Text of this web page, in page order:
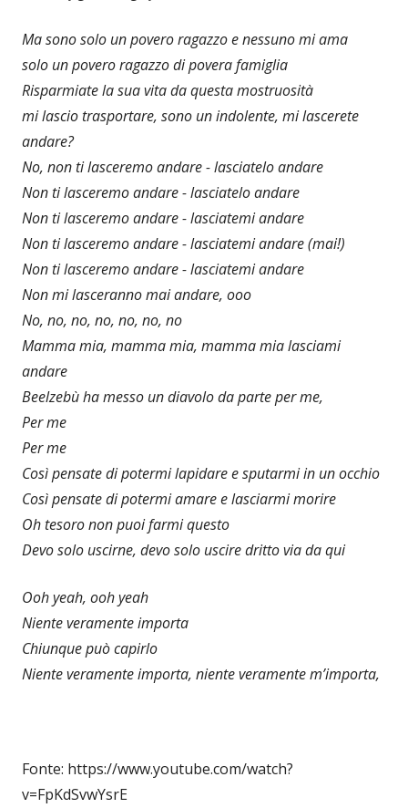
Ma sono solo un povero ragazzo e nessuno mi ama
solo un povero ragazzo di povera famiglia
Risparmiate la sua vita da questa mostruosità
mi lascio trasportare, sono un indolente, mi lascerete
andare?
No, non ti lasceremo andare - lasciatelo andare
Non ti lasceremo andare - lasciatelo andare
Non ti lasceremo andare - lasciatemi andare
Non ti lasceremo andare - lasciatemi andare (mai!)
Non ti lasceremo andare - lasciatemi andare
Non mi lasceranno mai andare, ooo
No, no, no, no, no, no, no
Mamma mia, mamma mia, mamma mia lasciami
andare
Beelzebù ha messo un diavolo da parte per me,
Per me
Per me
Così pensate di potermi lapidare e sputarmi in un occhio
Così pensate di potermi amare e lasciarmi morire
Oh tesoro non puoi farmi questo
Devo solo uscirne, devo solo uscire dritto via da qui
Ooh yeah, ooh yeah
Niente veramente importa
Chiunque può capirlo
Niente veramente importa, niente veramente m’importa,
Fonte: https://www.youtube.com/watch?
v=FpKdSvwYsrE